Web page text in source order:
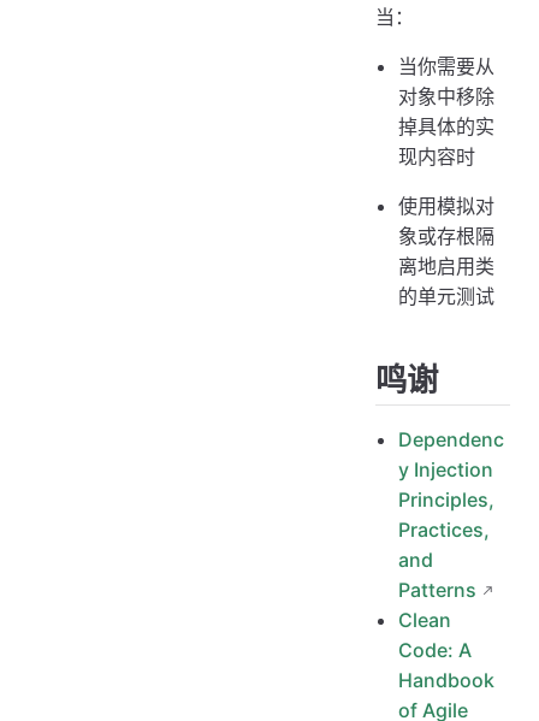
当：
当你需要从
对象中移除
掉具体的实
现内容时
使用模拟对
象或存根隔
离地启用类
的单元测试
鸣谢
Dependenc
y Injection
Principles,
Practices,
and
Patterns
Clean
Code: A
Handbook
of Agile